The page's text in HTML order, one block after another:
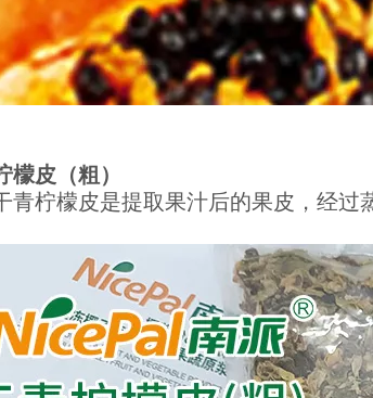
檬皮（粗）
青柠檬皮是提取果汁后的果皮，经过